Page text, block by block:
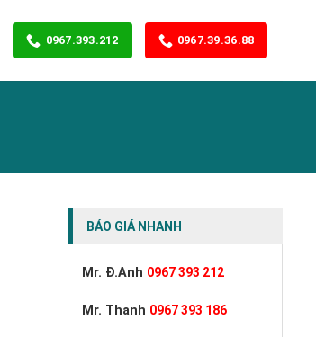
0967.393.212 0967.39.36.88
BÁO GIÁ NHANH
Mr. Đ.Anh 0967 393 212
Mr. Thanh 0967 393 186